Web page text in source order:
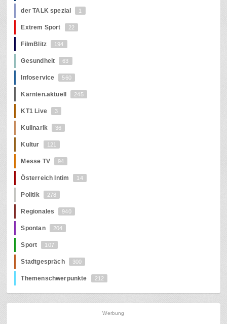
der TALK spezial 1
Extrem Sport 22
FilmBlitz 194
Gesundheit 63
Infoservice 560
Kärnten.aktuell 245
KT1 Live 3
Kulinarik 36
Kultur 121
Messe TV 94
Österreich Intim 14
Politik 278
Regionales 940
Spontan 204
Sport 107
Stadtgespräch 300
Themenschwerpunkte 212
Werbung